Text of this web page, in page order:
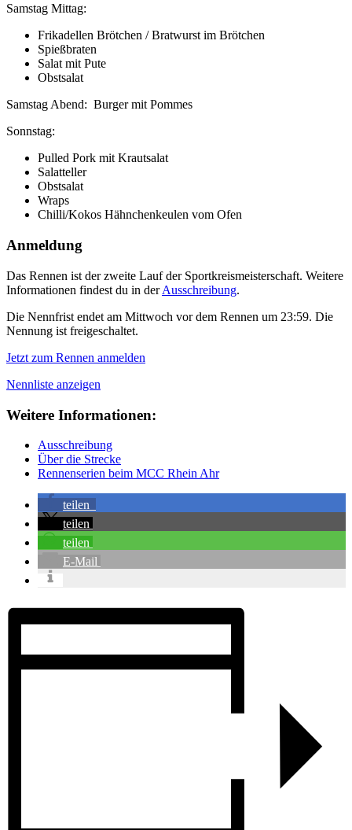
Samstag Mittag:
Frikadellen Brötchen / Bratwurst im Brötchen
Spießbraten
Salat mit Pute
Obstsalat
Samstag Abend: Burger mit Pommes
Sonnstag:
Pulled Pork mit Krautsalat
Salatteller
Obstsalat
Wraps
Chilli/Kokos Hähnchenkeulen vom Ofen
Anmeldung
Das Rennen ist der zweite Lauf der Sportkreismeisterschaft. Weitere
Informationen findest du in derAusschreibung.
Die Nennfrist endet am Mittwoch vor dem Rennen um 23:59. Die
Nennung ist freigeschaltet.
Jetzt zum Rennen anmelden
Nennliste anzeigen
Weitere Informationen:
Ausschreibung
Über die Strecke
Rennenserien beim MCC Rhein Ahr
teilen
teilen
teilen
E-Mail